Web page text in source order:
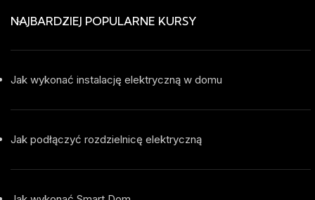
NAJBARDZIEJ POPULARNE KURSY
Jak wykonać instalację elektryczną w domu
Jak podłączyć rozdzielnicę elektryczną